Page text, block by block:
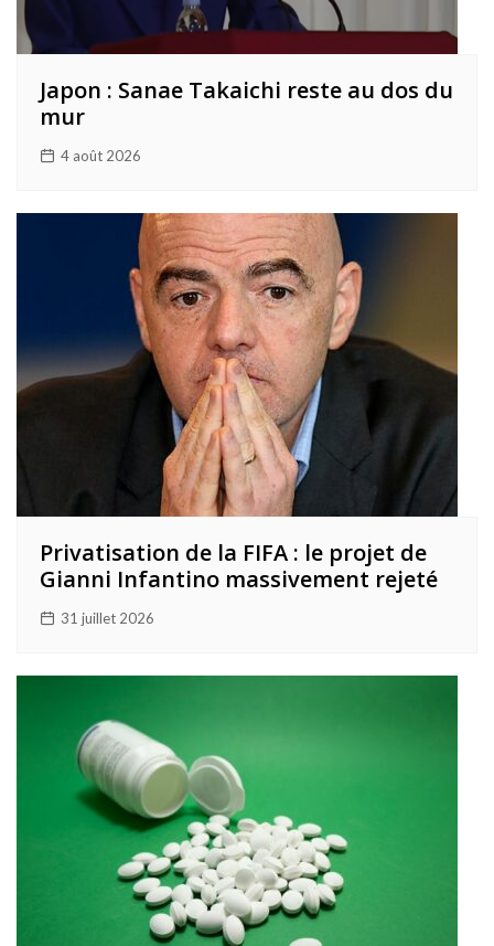
Japon : Sanae Takaichi reste au dos du
mur
4 août 2026
Privatisation de la FIFA : le projet de
Gianni Infantino massivement rejeté
31 juillet 2026